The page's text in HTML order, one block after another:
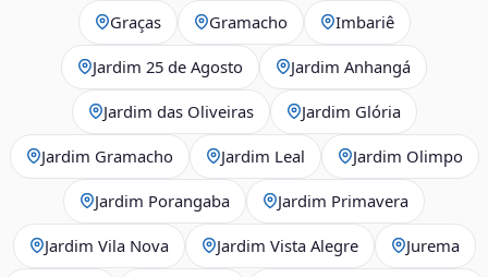
Graças Gramacho Imbariê
Jardim 25 de Agosto Jardim Anhangá
Jardim das Oliveiras Jardim Glória
Jardim Gramacho Jardim Leal Jardim Olimpo
Jardim Porangaba Jardim Primavera
Jardim Vila Nova Jardim Vista Alegre Jurema